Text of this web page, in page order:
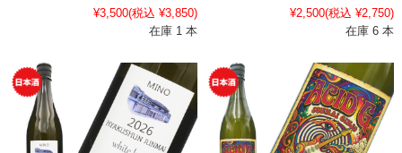
¥3,500(税込 ¥3,850)
在庫 1 本
¥2,500(税込 ¥2,750)
在庫 6 本